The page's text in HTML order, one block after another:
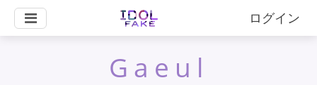
ログイン
Gaeul